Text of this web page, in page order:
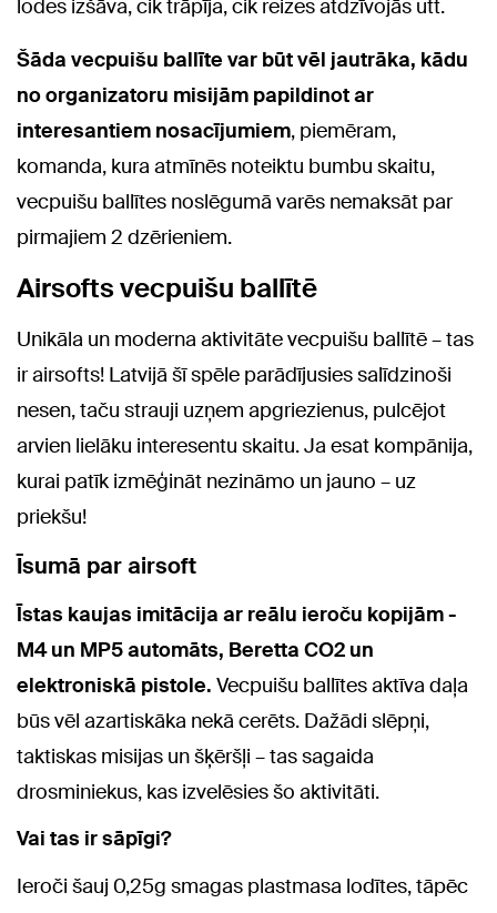
lodes izšāva, cik trāpīja, cik reizes atdzīvojās utt.
Šāda vecpuišu ballīte var būt vēl jautrāka, kādu
no organizatoru misijām papildinot ar
interesantiem nosacījumiem, piemēram,
komanda, kura atmīnēs noteiktu bumbu skaitu,
vecpuišu ballītes noslēgumā varēs nemaksāt par
pirmajiem 2 dzērieniem.
Airsofts vecpuišu ballītē
Unikāla un moderna aktivitāte vecpuišu ballītē – tas
ir airsofts! Latvijā šī spēle parādījusies salīdzinoši
nesen, taču strauji uzņem apgriezienus, pulcējot
arvien lielāku interesentu skaitu. Ja esat kompānija,
kurai patīk izmēģināt nezināmo un jauno – uz
priekšu!
Īsumā par airsoft
Īstas kaujas imitācija ar reālu ieroču kopijām -
M4 un MP5 automāts, Beretta CO2 un
elektroniskā pistole. Vecpuišu ballītes aktīva daļa
būs vēl azartiskāka nekā cerēts. Dažādi slēpņi,
taktiskas misijas un šķēršļi – tas sagaida
drosminiekus, kas izvelēsies šo aktivitāti.
Vai tas ir sāpīgi?
Ieroči šauj 0,25g smagas plastmasa lodītes, tāpēc